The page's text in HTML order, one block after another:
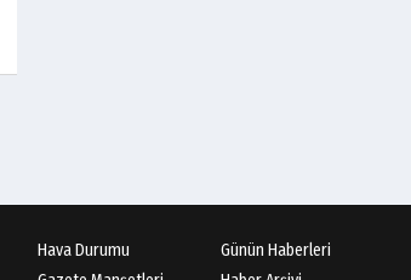
Hava Durumu
Günün Haberleri